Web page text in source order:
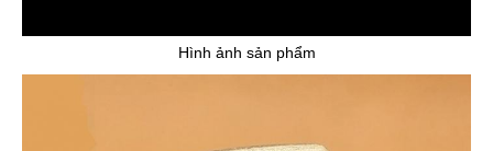
Hình ảnh sản phẩm